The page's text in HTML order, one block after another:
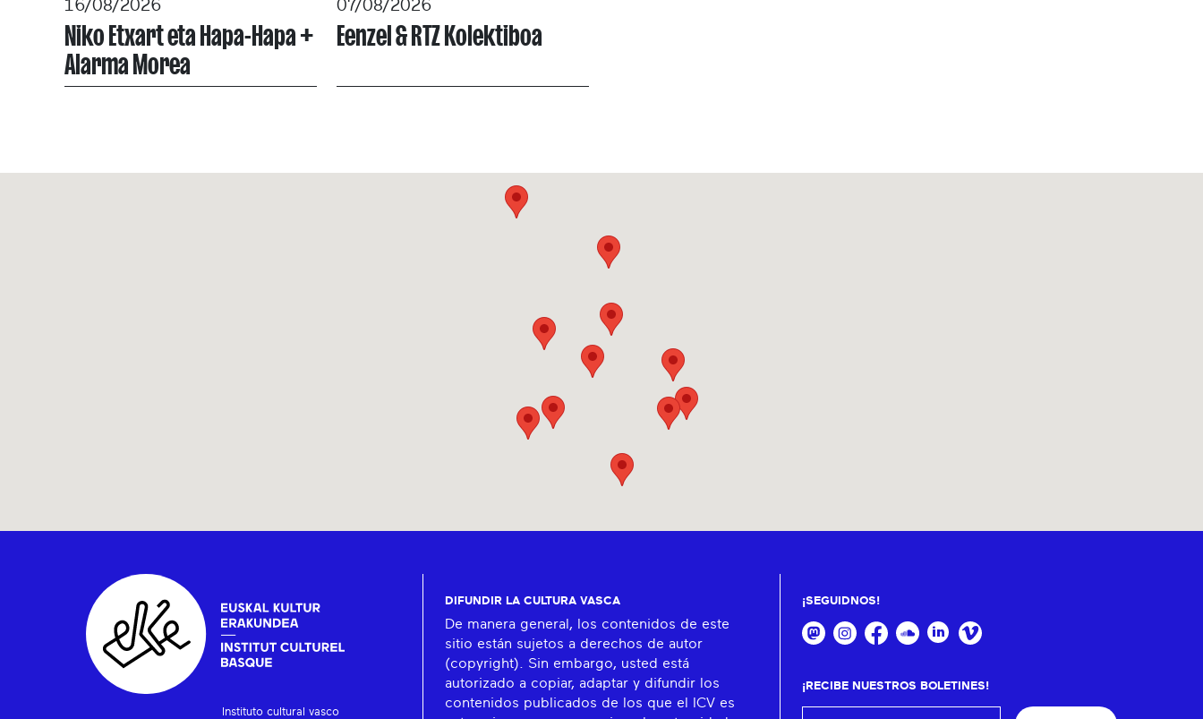
16/08/2026
Niko Etxart eta Hapa-Hapa +
Alarma Morea
07/08/2026
Eenzel & RTZ Kolektiboa
Instituto cultural vasco
DIFUNDIR LA CULTURA VASCA
De manera general, los contenidos de este
sitio están sujetos a derechos de autor
(copyright). Sin embargo, usted está
autorizado a copiar, adaptar y difundir los
contenidos publicados de los que el ICV es
¡SEGUIDNOS!
¡RECIBE NUESTROS BOLETINES!